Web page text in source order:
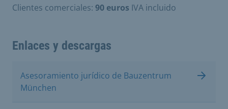
Clientes comerciales: 90 euros IVA incluido
Enlaces y descargas
Asesoramiento jurídico de Bauzentrum
München